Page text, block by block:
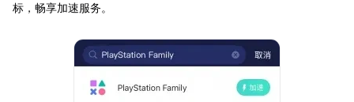
标，畅享加速服务。